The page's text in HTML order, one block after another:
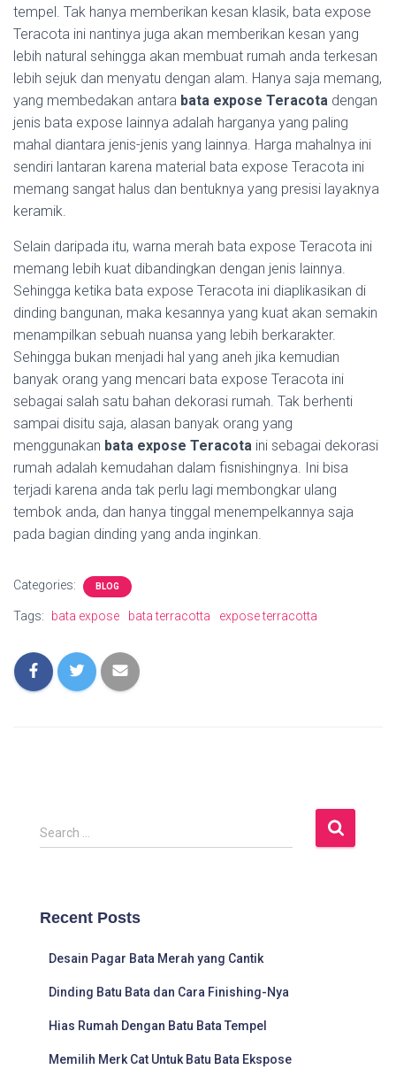
tempel. Tak hanya memberikan kesan klasik, bata expose
Teracota ini nantinya juga akan memberikan kesan yang
lebih natural sehingga akan membuat rumah anda terkesan
lebih sejuk dan menyatu dengan alam. Hanya saja memang,
yang membedakan antara bata expose Teracota dengan
jenis bata expose lainnya adalah harganya yang paling
mahal diantara jenis-jenis yang lainnya. Harga mahalnya ini
sendiri lantaran karena material bata expose Teracota ini
memang sangat halus dan bentuknya yang presisi layaknya
keramik.
Selain daripada itu, warna merah bata expose Teracota ini
memang lebih kuat dibandingkan dengan jenis lainnya.
Sehingga ketika bata expose Teracota ini diaplikasikan di
dinding bangunan, maka kesannya yang kuat akan semakin
menampilkan sebuah nuansa yang lebih berkarakter.
Sehingga bukan menjadi hal yang aneh jika kemudian
banyak orang yang mencari bata expose Teracota ini
sebagai salah satu bahan dekorasi rumah. Tak berhenti
sampai disitu saja, alasan banyak orang yang
menggunakan bata expose Teracota ini sebagai dekorasi
rumah adalah kemudahan dalam fisnishingnya. Ini bisa
terjadi karena anda tak perlu lagi membongkar ulang
tembok anda, dan hanya tinggal menempelkannya saja
pada bagian dinding yang anda inginkan.
Categories: BLOG
Tags: bata expose bata terracotta expose terracotta
S
e
h
Search …
Recent Posts
Desain Pagar Bata Merah yang Cantik
Dinding Batu Bata dan Cara Finishing-Nya
Hias Rumah Dengan Batu Bata Tempel
Memilih Merk Cat Untuk Batu Bata Ekspose